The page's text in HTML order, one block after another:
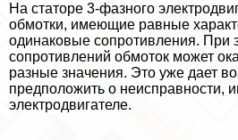
На статоре 3-фазного
обмотки, имеющие равные
одинаковые сопротивления. При
сопротивлений обмоток может
разные значения. Это уже дает
предположить о неисправности,
электродвигателе.